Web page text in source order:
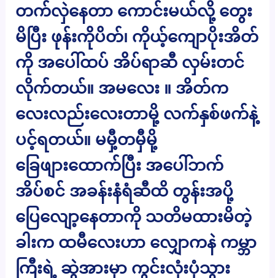
တက်လှဲနေတာ ကောင်းမယ်လို့ တွေး
မိပြီး ဖုန်းကိုပိတ်၊ ကိုယ့်ကျောပိုးအိတ်
ကို အပေါ်ထပ် အိပ်ရာဆီ လှမ်းတင်
လိုက်တယ်။ အမလေး ။ အိတ်က
လေးလည်းလေးတာမို့ လက်နှစ်ဖက်နဲ့
ပင့်ရတယ်။ မမှီ့တမှီမို့
ခြေဖျားထောက်ပြီး အပေါ်ဘက်
အိပ်စင် အခန်းနံရံဆီထိ တွန်းအပို့
ပြေလျော့နေတာကို သတိမထားမိတဲ့
ခါးက ထမီလေးဟာ လျှောကနဲ ကမ္ဘာ
ကြီးရဲ့ ဆွဲအားမှာ ကွင်းလုံးပုံသွား